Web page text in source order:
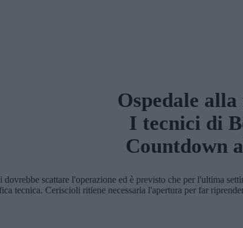
Ospedale
I tecnici di
Countdown
scattare l'operazione ed è previsto che per l'ultima
tecnica. Ceriscioli ritiene necessaria l'apertura per far